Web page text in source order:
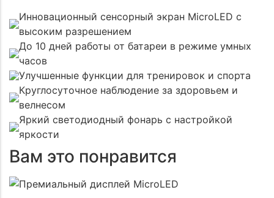
Инновационный сенсорный экран MicroLED с
высоким разрешением
До 10 дней работы от батареи в режиме умных
часов
Улучшенные функции для тренировок и спорта
Круглосуточное наблюдение за здоровьем и
велнесом
Яркий светодиодный фонарь с настройкой
яркости
Вам это понравится